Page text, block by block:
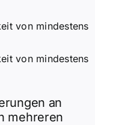
von mindestens
von mindestens
an
mehreren